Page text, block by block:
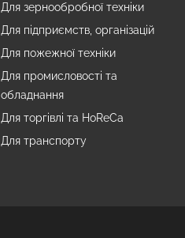
Для зернообробної техніки
Для підприємств, організацій
Для пожежної техніки
Для промисловості та
обладнання
Для торгівлі та HoReCa
Для транспорту